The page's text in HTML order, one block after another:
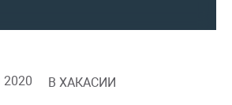
2020 В ХАКАСИИ